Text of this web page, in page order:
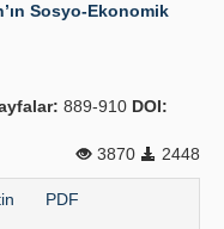
Sosyo-Ekonomik
889-910 DOI:
3870
2448
PDF